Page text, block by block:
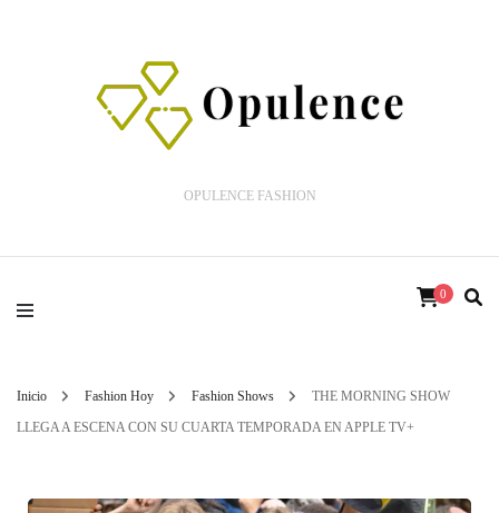
OPULENCE FASHION
0
Inicio Fashion Hoy Fashion Shows
THE MORNING SHOW
LLEGA A ESCENA CON SU CUARTA TEMPORADA EN APPLE TV+